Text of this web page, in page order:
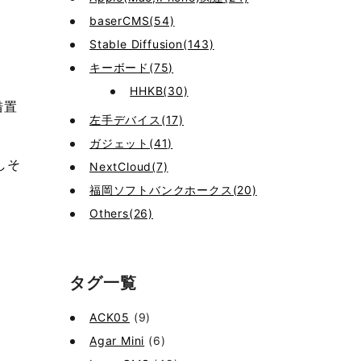
そ
baserCMS(54)
Stable Diffusion(143)
キーボード(75)
HHKB(30)
左手デバイス(17)
ガジェット(41)
NextCloud(7)
福岡ソフトバンクホークス(20)
Others(26)
タグ一覧
ACK05 (9)
Agar Mini (6)